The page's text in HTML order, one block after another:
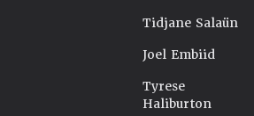
Tidjane Salaün
Joel Embiid
Tyrese
Haliburton